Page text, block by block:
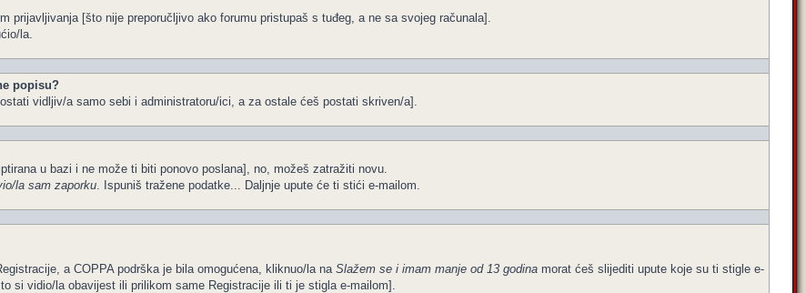
prijavljivanja [što nije preporučljivo ako forumu pristupaš s tuđeg, a ne sa svojeg računala].
la.
popisu?
vidljiv/a samo sebi i administratoru/ici, a za ostale ćeš postati skriven/a].
u bazi i ne može ti biti ponovo poslana], no, možeš zatražiti novu.
la sam zaporku. Ispuniš tražene podatke... Daljnje upute će ti stići e-mailom.
a COPPA podrška je bila omogućena, kliknuo/la na Slažem se i imam manje od 13 godina morat ćeš slijediti upute koje su ti stigle e-
si vidio/la obavijest ili prilikom same Registracije ili ti je stigla e-mailom].